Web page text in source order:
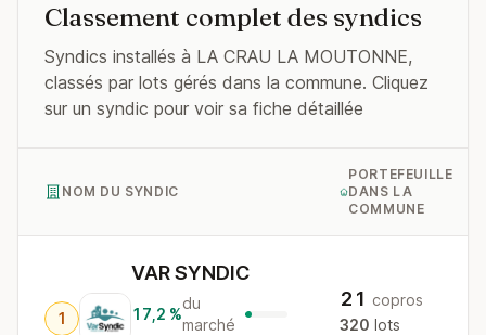
Classement complet des syndics
Syndics installés à LA CRAU LA MOUTONNE,
classés par lots gérés dans la commune. Cliquez
sur un syndic pour voir sa fiche détaillée
NOM DU SYNDIC
PORTEFEUILLE
DANS LA
COMMUNE
1
VAR SYNDIC
17,2 %
du
marché
21 copros
320 lots